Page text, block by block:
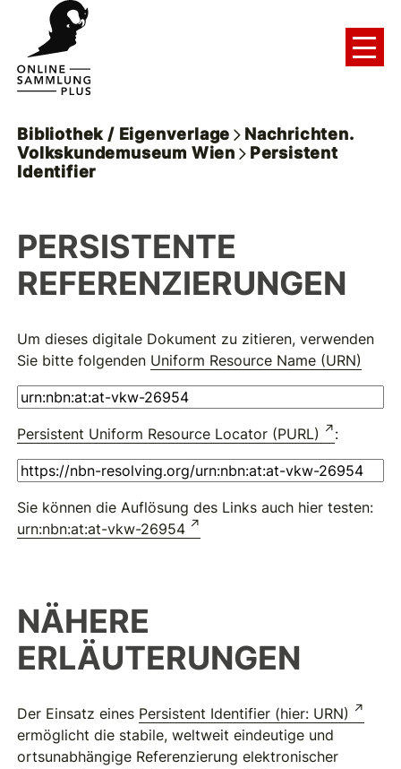
Bibliothek / Eigenverlage
Nachrichten.
Volkskundemuseum Wien
Persistent
Identifier
PERSISTENTE
REFERENZIERUNGEN
Um dieses digitale Dokument zu zitieren, verwenden
Sie bitte folgenden Uniform Resource Name (URN)
Persistent Uniform Resource Locator (PURL) :
Sie können die Auflösung des Links auch hier testen:
urn:nbn:at:at-vkw-26954
NÄHERE
ERLÄUTERUNGEN
Der Einsatz eines Persistent Identifier (hier: URN)
ermöglicht die stabile, weltweit eindeutige und
ortsunabhängige Referenzierung elektronischer